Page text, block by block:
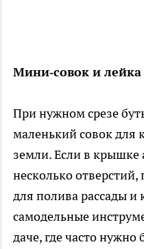
Мини‑совок и лейка
При нужном срезе
маленький совок для
земли. Если в крышке
несколько отверстий,
для полива рассады и
самодельные
даче, где часто нужно